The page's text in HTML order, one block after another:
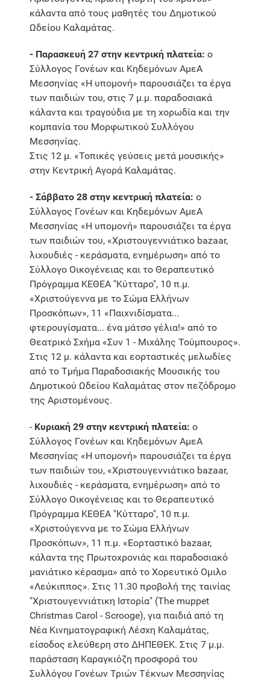
κάλαντα από τους μαθητές του Δημοτικού
Ωδείου Καλαμάτας.
- Παρασκευή 27 στην κεντρική πλατεία: ο
Σύλλογος Γονέων και Κηδεμόνων ΑμεΑ
Μεσσηνίας «Η υπομονή» παρουσιάζει τα έργα
των παιδιών του, στις 7 μ.μ. παραδοσιακά
κάλαντα και τραγούδια με τη χορωδία και την
κομπανία του Μορφωτικού Συλλόγου
Μεσσηνίας.
Στις 12 μ. «Τοπικές γεύσεις μετά μουσικής»
στην Κεντρική Αγορά Καλαμάτας.
- Σάββατο 28 στην κεντρική πλατεία: ο
Σύλλογος Γονέων και Κηδεμόνων ΑμεΑ
Μεσσηνίας «Η υπομονή» παρουσιάζει τα έργα
των παιδιών του, «Χριστουγεννιάτικο bazaar,
λιχουδιές - κεράσματα, ενημέρωση» από το
Σύλλογο Οικογένειας και το Θεραπευτικό
Πρόγραμμα ΚΕΘΕΑ "Κύτταρο", 10 π.μ.
«Χριστούγεννα με το Σώμα Ελλήνων
Προσκόπων», 11 «Παιχνιδίσματα...
φτερουγίσματα... ένα μάτσο γέλια!» από το
Θεατρικό Σχήμα «Συν 1 - Μιχάλης Τούμπουρος».
Στις 12 μ. κάλαντα και εορταστικές μελωδίες
από το Τμήμα Παραδοσιακής Μουσικής του
Δημοτικού Ωδείου Καλαμάτας στον πεζόδρομο
της Αριστομένους.
- Κυριακή 29 στην κεντρική πλατεία: ο
Σύλλογος Γονέων και Κηδεμόνων ΑμεΑ
Μεσσηνίας «Η υπομονή» παρουσιάζει τα έργα
των παιδιών του, «Χριστουγεννιάτικο bazaar,
λιχουδιές - κεράσματα, ενημέρωση» από το
Σύλλογο Οικογένειας και το Θεραπευτικό
Πρόγραμμα ΚΕΘΕΑ "Κύτταρο", 10 π.μ.
«Χριστούγεννα με το Σώμα Ελλήνων
Προσκόπων», 11 π.μ. «Εορταστικό bazaar,
κάλαντα της Πρωτοχρονιάς και παραδοσιακό
μανιάτικο κέρασμα» από το Χορευτικό Ομιλο
«Λεύκιππος». Στις 11.30 προβολή της ταινίας
"Χριστουγεννιάτικη Ιστορία" (The muppet
Christmas Carol - Scrooge), για παιδιά από τη
Νέα Κινηματογραφική Λέσχη Καλαμάτας,
είσοδος ελεύθερη στο ΔΗΠΕΘΕΚ. Στις 7 μ.μ.
παράσταση Καραγκιόζη προσφορά του
Συλλόγου Γονέων Τριών Τέκνων Μεσσηνίας